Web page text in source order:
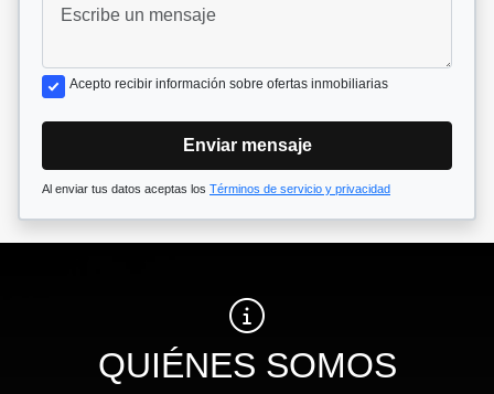
Acepto recibir información sobre ofertas inmobiliarias
Enviar mensaje
Al enviar tus datos aceptas los Términos de servicio y privacidad
QUIÉNES SOMOS